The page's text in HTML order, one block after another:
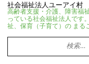
社会福祉法人ユーアイ村
高齢者支援・介護、障害福
っている社会福祉法人です
祉、保育（子育て）の まる
検
索: